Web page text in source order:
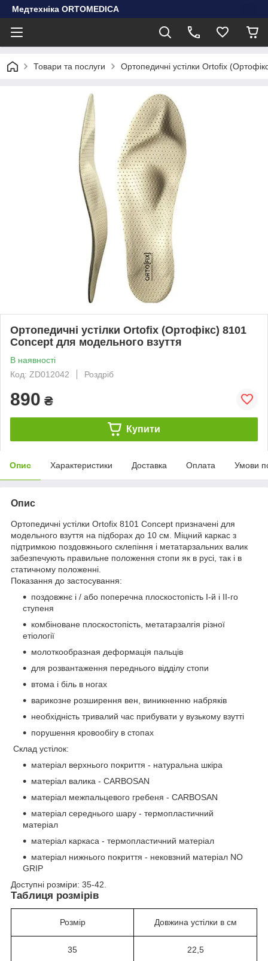
Медтехніка ORTOMEDICA
Товари та послуги Ортопедичні устілки Ortofix
Ортопедичні устілки Ortofix (Ортофікс) 8101
Concept для модельного взуття
В наявності
Код: ZD012042
Роздріб
890 ₴
Купити
Опис Характеристики Доставка Оплата Умови
Опис
Ортопедичні устілки Ortofix 8101 Concept призначені для
модельного взуття на підборах до 10 см. Міцний каркас з
підтримкою поздовжнього склепіння і метатарзальних валик
забезпечують правильне положення стопи як в русі, так і в
статичному положенні.
Показання до застосування:
поздовжнє і / або поперечна плоскостопість I-й і II-го
ступеня
комбіноване плоскостопість, метатарзалгія різної
етіології
молоткообразная деформація пальців
для розвантаження переднього відділу стопи
втома і біль в ногах
варикозне розширення вен, виникненню набряків
необхідність тривалий час прибувати у вузькому взутті
порушення кровообігу в стопах
Склад устілок:
матеріал верхнього покриття - натуральна шкіра
матеріал валика - CARBOSAN
матеріал межпальцевого гребеня - CARBOSAN
матеріал середнього шару - термопластичний
матеріал
матеріал каркаса - термопластичний матеріал
матеріал нижнього покриття - нековзний матеріал NO
GRIP
Доступні розміри: 35-42.
Таблиця розмірів
Розмір Довжина устілки в см
35 22,5